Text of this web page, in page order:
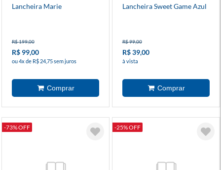
Lancheira Marie
R$ 199,00
R$ 99,00
ou 4x de R$ 24,75 sem juros
Lancheira Sweet Game Azul
R$ 99,00
R$ 39,00
à vista
-73% OFF -25% OFF